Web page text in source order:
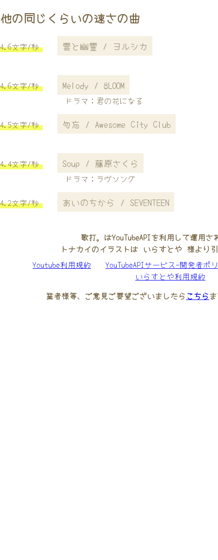
他の同じくらいの速さの曲
4.6文字/秒 雲と幽霊 / ヨルシカ
4.6文字/秒 Melody / 8LOOM
ドラマ：君の花になる
4.5文字/秒 勿忘 / Awesome City Club
4.4文字/秒 Soup / 藤原さくら
ドラマ：ラヴソング
4.2文字/秒 あいのちから / SEVENTEEN
歌打。はYouTubeAPIを利用して運用さ
トナカイのイラストは いらすとや 様より
Youtube利用規約
YouTubeAPIサービス-開発者ポ
いらすとや利用規約
業者様等、ご意見ご要望ございましたら こちら